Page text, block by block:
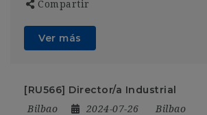
Compartir
Ver más
[RU566] Director/a Industrial
Bilbao 2024-07-26 Bilbao